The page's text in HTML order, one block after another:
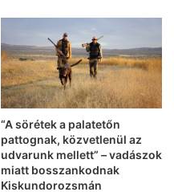
“A sörétek a palatetőn
pattognak, közvetlenül az
udvarunk mellett” – vadászok
miatt bosszankodnak
Kiskundorozsmán